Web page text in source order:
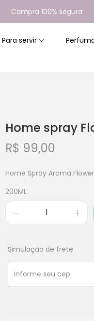
Compra 100% segura
Para servir
Home spray
R$ 99,00
Home Spray Aroma
200ML
Simulação de frete